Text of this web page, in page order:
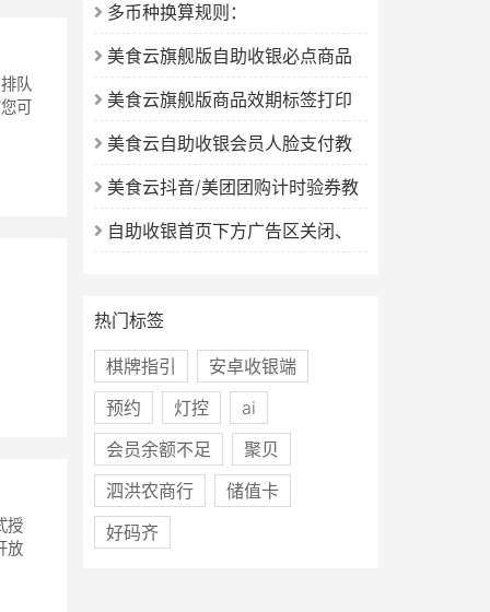
队
可
授
放
多币种换算规则：
美食云旗舰版自助收银必点商品
设置教程
美食云旗舰版商品效期标签打印
设置教程
美食云自助收银会员人脸支付教
程美食云抖音/美团团购计时验券教
程自助收银首页下方广告区关闭、
热门标签
棋牌指引
安卓收银端
预约
灯控
ai
会员余额不足
聚贝
泗洪农商行
储值卡
好码齐